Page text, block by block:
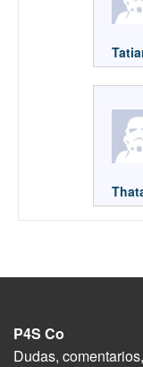
P4S Co
Dudas,